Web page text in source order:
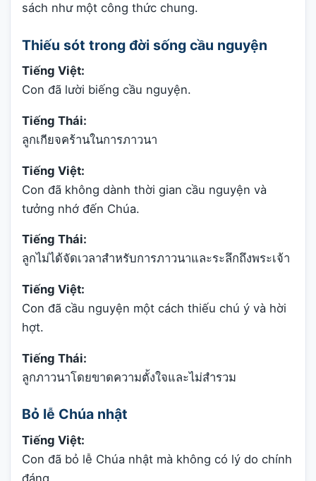
sách như một công thức chung.
Thiếu sót trong đời sống cầu nguyện
Tiếng Việt:
Con đã lười biếng cầu nguyện.
Tiếng Thái:
ลูกเกียจคร้านในการภาวนา
Tiếng Việt:
Con đã không dành thời gian cầu nguyện và
tưởng nhớ đến Chúa.
Tiếng Thái:
ลูกไม่ได้จัดเวลาสำหรับการภาวนาและระลึกถึงพระเจ้า
Tiếng Việt:
Con đã cầu nguyện một cách thiếu chú ý và hời
hợt.
Tiếng Thái:
ลูกภาวนาโดยขาดความตั้งใจและไม่สำรวม
Bỏ lễ Chúa nhật
Tiếng Việt:
Con đã bỏ lễ Chúa nhật mà không có lý do chính
đáng.